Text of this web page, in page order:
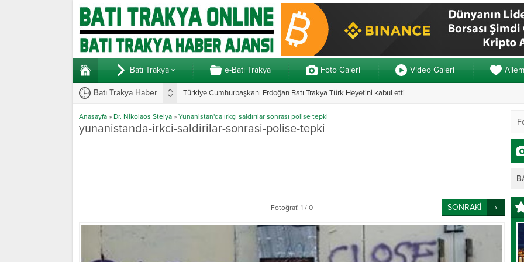
Batı Trakya e-Batı Trakya Foto Galeri Video Galeri Ailem
Batı Trakya Haber Türkiye Cumhurbaşkanı Erdoğan Batı Trakya Türk Heyetini kabul etti
Anasayfa » Dr. Nikolaos Stelya » Yunanistan'da ırkçı saldırılar sonrası polise tepki
yunanistanda-irkci-saldirilar-sonrasi-polise-tepki
Fotoğraf: 1 / 0 SONRAKİ